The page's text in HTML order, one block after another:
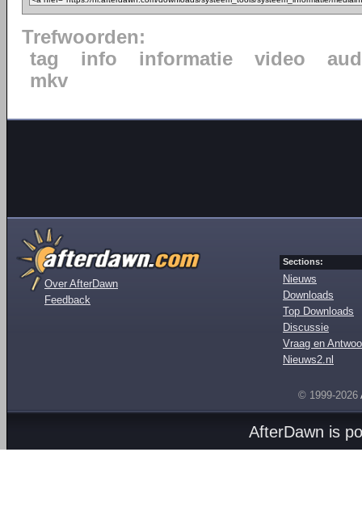
Trefwoorden:
tag
info informatie video
mkv
Over AfterDawn
Feedback
Sections:
Nieuws
Downloads
Top Downloads
Discussie
Vraag en
Nieuws2.nl
© 1999-2026
AfterDawn is